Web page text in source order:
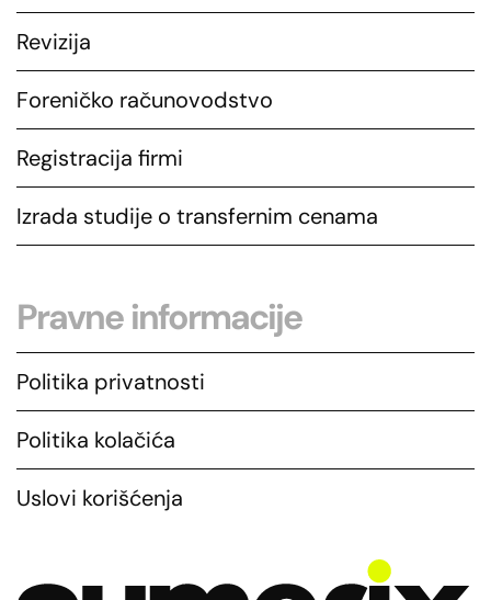
Revizija
Foreničko računovodstvo
Registracija firmi
Izrada studije o transfernim cenama
Pravne informacije
Politika privatnosti
Politika kolačića
Uslovi korišćenja